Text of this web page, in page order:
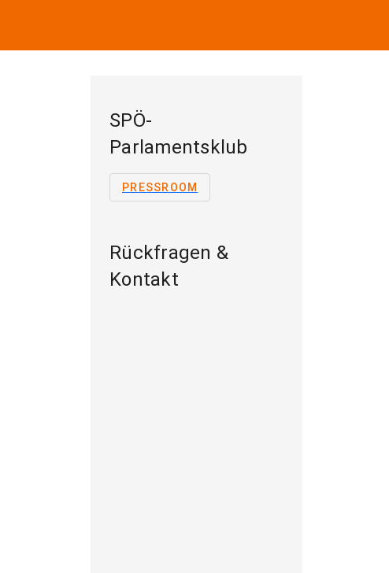
SPÖ-
Parlamentsklub
PRESSROOM
Rückfragen &
Kontakt